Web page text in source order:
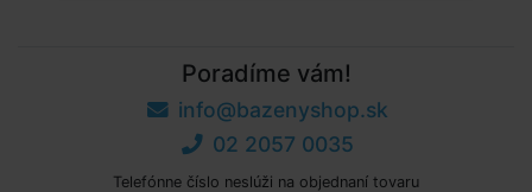
Poradíme vám!
info@bazenyshop.sk
02 2057 0035
Telefónne číslo neslúži na objednaní tovaru